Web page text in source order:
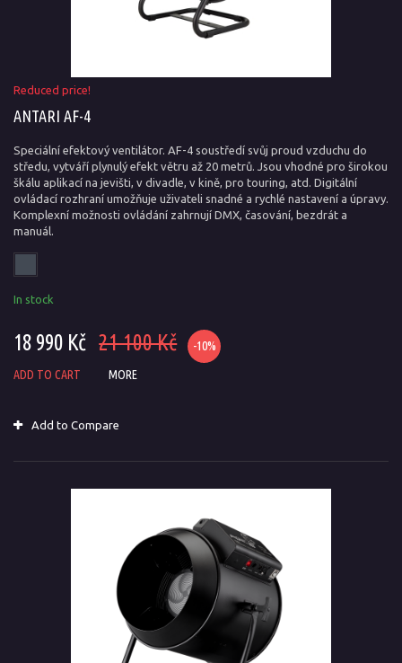
Reduced price!
ANTARI AF-4
Speciální efektový ventilátor. AF-4 soustředí svůj proud vzduchu do
středu, vytváří plynulý efekt větru až 20 metrů. Jsou vhodné pro širokou
škálu aplikací na jevišti, v divadle, v kině, pro touring, atd. Digitální
ovládací rozhraní umožňuje uživateli snadné a rychlé nastavení a úpravy.
Komplexní možnosti ovládání zahrnují DMX, časování, bezdrát a
manuál.
In stock
18 990 Kč 21 100 Kč -10%
ADD TO CART MORE
Add to Compare